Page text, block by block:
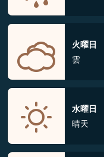
火曜日
雲
水曜日
晴天